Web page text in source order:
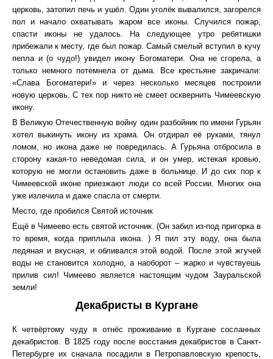
церковь, затопил печь и ушёл. Один уголёк вывалился, загорелся
пол и начало охватывать жаром все иконы. Случился пожар,
спасти иконы не удалось. На следующее утро ребятишки
прибежали к месту, где был пожар. Самый смелый вступил в кучу
пепла и (о чудо!) увидел икону Богоматери. Она не сгорела, а
только немного потемнела от дыма. Все крестьяне закричали:
«Слава Богоматери!» и через несколько месяцев построили
новую церковь. С тех пор никто не смеет осквернить Чимеевскую
икону.
В Великую Отечественную войну один разбойник по имени Гурьян
хотел выкинуть икону из храма. Он отдирал её руками, тянул
ломом, но икона даже не повредилась. А Гурьяна отбросила в
сторону какая-то неведомая сила, и он умер, истекая кровью,
которую не могли остановить даже в больнице. И до сих пор к
Чимеевской иконе приезжают люди со всей России. Многих она
уже излечила и даже спасла от смерти.
Место, где пробился Святой источник
Ещё в Чимеево есть святой источник. (Он забил из-под пригорка в
то время, когда приплыла икона. ) Я пил эту воду, она была
ледяная и вкусная, и обливался этой водой. После этой жгучей
воды не становится холодно, а наоборот – жарко и чувствуешь
прилив сил! Чимеево является настоящим чудом Зауральской
земли!
Декабристы в Кургане
К четвёртому чуду я отнёс проживание в Кургане сосланных
декабристов. В 1825 году после восстания декабристов в Санкт-
Петербурге их сначала посадили в Петропавловскую крепость,